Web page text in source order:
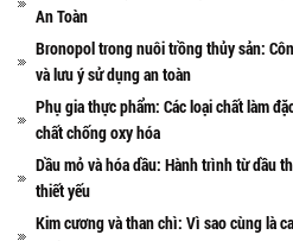
An Toàn
Bronopol trong nuôi trồng thủy sản:
và lưu ý sử dụng an toàn
Phụ gia thực phẩm: Các loại chất làm
chất chống oxy hóa
Dầu mỏ và hóa dầu: Hành trình từ dầu
thiết yếu
Kim cương và than chì: Vì sao cùng là